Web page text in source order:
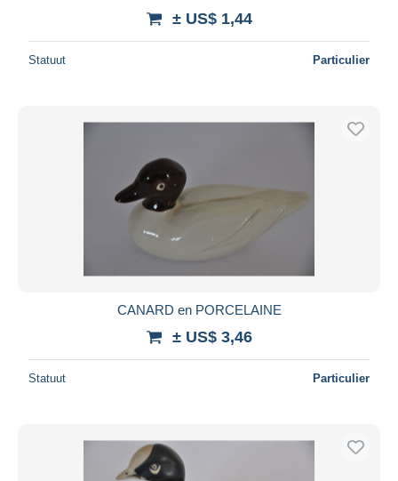
± US$ 1,44
Statuut Particulier
CANARD en PORCELAINE
± US$ 3,46
Statuut Particulier